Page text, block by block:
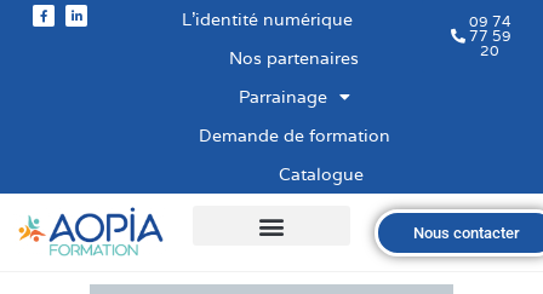
L’identité numérique
Nos partenaires
Parrainage
Demande de formation
Catalogue
09 74
77 59
20
Nous contacter